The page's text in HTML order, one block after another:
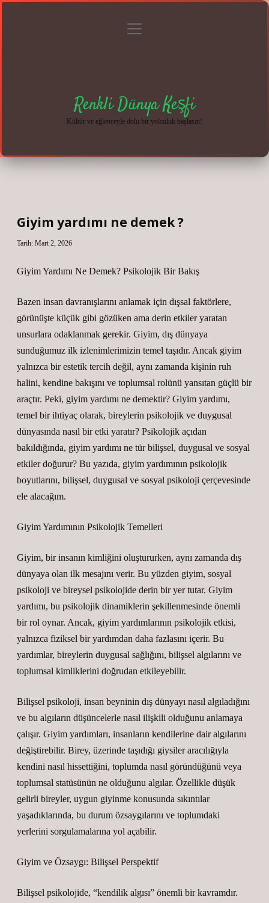
menüyü
Renkli Dünya Keşfi
Kültür ve eğlenceyle dolu bir yolculuk başlasın!
Giyim yardımı ne demek ?
Tarih: Mart 2, 2026
Giyim Yardımı Ne Demek? Psikolojik Bir Bakış
Bazen insan davranışlarını anlamak için dışsal faktörlere,
görünüşte küçük gibi gözüken ama derin etkiler yaratan
unsurlara odaklanmak gerekir. Giyim, dış dünyaya
sunduğumuz ilk izlenimlerimizin temel taşıdır. Ancak giyim
yalnızca bir estetik tercih değil, aynı zamanda kişinin ruh
halini, kendine bakışını ve toplumsal rolünü yansıtan güçlü bir
araçtır. Peki, giyim yardımı ne demektir? Giyim yardımı,
temel bir ihtiyaç olarak, bireylerin psikolojik ve duygusal
dünyasında nasıl bir etki yaratır? Psikolojik açıdan
bakıldığında, giyim yardımı ne tür bilişsel, duygusal ve sosyal
etkiler doğurur? Bu yazıda, giyim yardımının psikolojik
boyutlarını, bilişsel, duygusal ve sosyal psikoloji çerçevesinde
ele alacağım.
Giyim Yardımının Psikolojik Temelleri
Giyim, bir insanın kimliğini oluştururken, aynı zamanda dış
dünyaya olan ilk mesajını verir. Bu yüzden giyim, sosyal
psikoloji ve bireysel psikolojide derin bir yer tutar. Giyim
yardımı, bu psikolojik dinamiklerin şekillenmesinde önemli
bir rol oynar. Ancak, giyim yardımlarının psikolojik etkisi,
yalnızca fiziksel bir yardımdan daha fazlasını içerir. Bu
yardımlar, bireylerin duygusal sağlığını, bilişsel algılarını ve
toplumsal kimliklerini doğrudan etkileyebilir.
Bilişsel psikoloji, insan beyninin dış dünyayı nasıl algıladığını
ve bu algıların düşüncelerle nasıl ilişkili olduğunu anlamaya
çalışır. Giyim yardımları, insanların kendilerine dair algılarını
değiştirebilir. Birey, üzerinde taşıdığı giysiler aracılığıyla
kendini nasıl hissettiğini, toplumda nasıl göründüğünü veya
toplumsal statüsünün ne olduğunu algılar. Özellikle düşük
gelirli bireyler, uygun giyinme konusunda sıkıntılar
yaşadıklarında, bu durum özsaygılarını ve toplumdaki
yerlerini sorgulamalarına yol açabilir.
Giyim ve Özsaygı: Bilişsel Perspektif
Bilişsel psikolojide, “kendilik algısı” önemli bir kavramdır.